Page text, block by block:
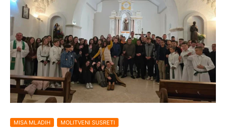
MISA MLADIH MOLITVENI SUSRETI